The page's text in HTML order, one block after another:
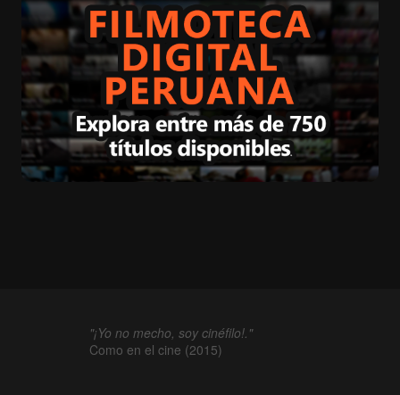
"¡Yo no mecho, soy cinéfilo!."
Como en el cine (2015)